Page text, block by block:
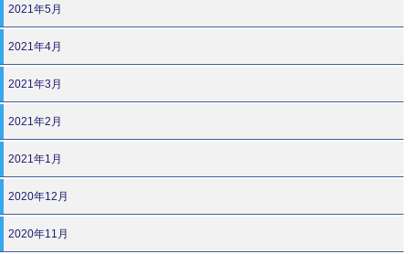
2021年5月
2021年4月
2021年3月
2021年2月
2021年1月
2020年12月
2020年11月